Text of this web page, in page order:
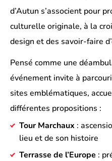
d’Autun s’associent pour
culturelle originale, à la
design et des savoir-faire
Pensé comme une
événement invite à
sites emblématiques,
différentes propositions :
Tour Marchaux :
lieu et de son histoire
Terrasse de l’Europe :